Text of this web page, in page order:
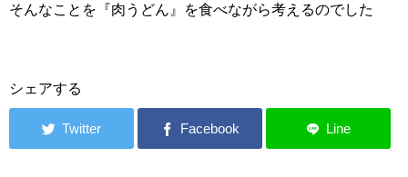
そんなことを『肉うどん』を食べながら考えるのでした
シェアする